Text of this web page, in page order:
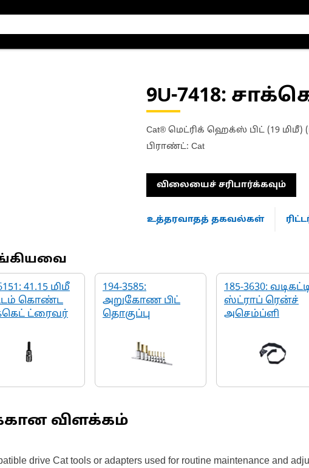
9U-7418:
Cat® மெட்ரிக் ஹெக்ஸ் பிட் (19 மிமீ)
பிராண்ட்: Cat
விலையைச் சரிபார்க்கவும்
உத்தரவாதத் தகவல்கள்
41.15 மிமீ
கொண்ட
ட்ரைவர்
194-3585:
அறுகோண பிட்
தொகுப்பு
185-3630:
ஸ்ட்ராப் ரென்ச்
அசெம்ப்ளி
விளக்கம்
drive Cat tools or adapters used for routine maintenance and